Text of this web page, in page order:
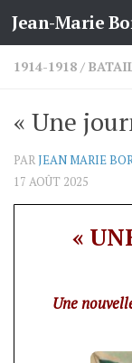
Skip to content
Jean-Marie
1914-1918 /
« Une
PARJEAN MARIE
17 AOÛT 2025
«
Une